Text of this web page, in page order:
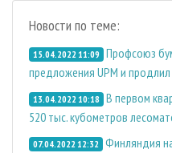
Новости по теме:
15.04.2022 11:09 Профсоюз
предложения UPM и
13.04.2022 10:18 В первом
520 тыс. кубометров
07.04.2022 12:32 Финляндия